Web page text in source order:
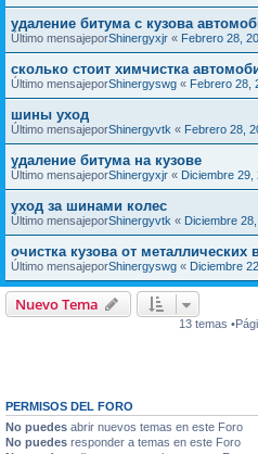
удаление битума с кузова
Último mensajeporShinergyxjr « Febrero 28,
сколько стоит химчистка
Último mensajeporShinergyswg « Febrero 28,
шины уход
Último mensajeporShinergyvtk « Febrero 28,
удаление битума на кузове
Último mensajeporShinergyxjr « Diciembre 29,
уход за шинами колес
Último mensajeporShinergyvtk « Diciembre
очистка кузова от металлических
Último mensajeporShinergyswg « Diciembre
Nuevo Tema
13 temas
PERMISOS DEL FORO
No puedes abrir nuevos temas en este Foro
No puedes responder a temas en este Foro